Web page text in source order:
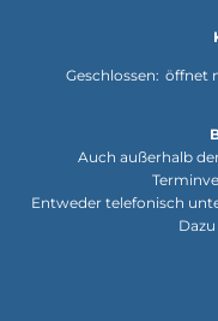
Klicken, um weitere
Geschlossen: öffnet
Auch außerhalb
Entweder telefonisch